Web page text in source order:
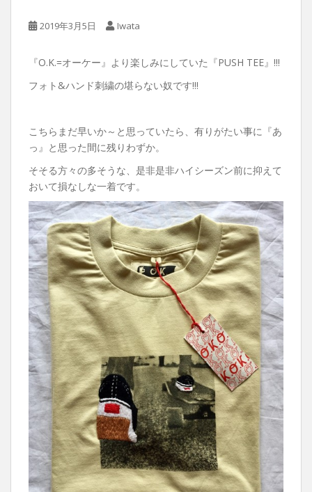
2019年3月5日 Iwata
『O.K.=オーケー』より楽しみにしていた『PUSH TEE』!!!
フォト&ハンド刺繍の堪らない奴です!!!
こちらまだ早いか～と思っていたら、有りがたい事に『あ
っ』と思った間に残りわずか。
そそる方々の多そうな、是非是非ハイシーズン前に抑えて
おいて損なしな一着です。